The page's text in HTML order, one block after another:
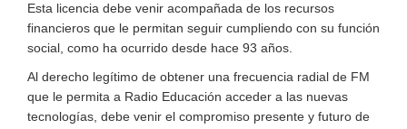
Esta licencia debe venir acompañada de los recursos
financieros que le permitan seguir cumpliendo con su función
social, como ha ocurrido desde hace 93 años.
Al derecho legítimo de obtener una frecuencia radial de FM
que le permita a Radio Educación acceder a las nuevas
tecnologías, debe venir el compromiso presente y futuro de